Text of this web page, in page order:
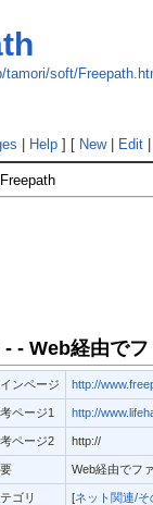
tamori/soft/
Help] [ New| Edit
- Web経由で
インページ http://
ページ1 http://
ページ2 http://
Web経由でフ
ゴリ [ネット関連/そ